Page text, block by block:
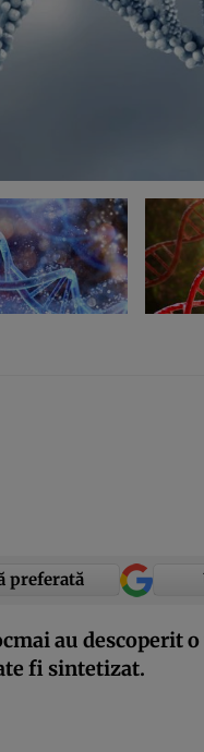
preferată
au descoperit
fi sintetizat.